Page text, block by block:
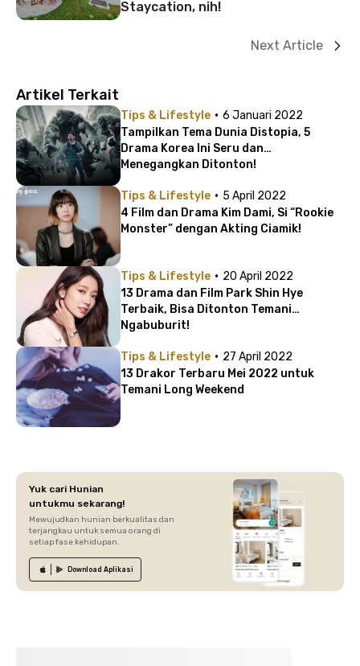
Staycation, nih!
Next Article
Artikel Terkait
Tips & Lifestyle · 6 Januari 2022
Tampilkan Tema Dunia Distopia, 5
Drama Korea Ini Seru dan
Menegangkan Ditonton!
Tips & Lifestyle · 5 April 2022
4 Film dan Drama Kim Dami, Si “Rookie
Monster” dengan Akting Ciamik!
Tips & Lifestyle · 20 April 2022
13 Drama dan Film Park Shin Hye
Terbaik, Bisa Ditonton Temani
Ngabuburit!
Tips & Lifestyle · 27 April 2022
13 Drakor Terbaru Mei 2022 untuk
Temani Long Weekend
Yuk cari Hunian
untukmu sekarang!
Mewujudkan hunian berkualitas dan
terjangkau untuk semua orang di
setiap fase kehidupan.
Download Aplikasi